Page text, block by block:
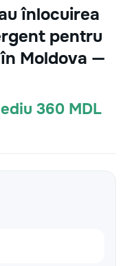
înlocuirea
pentru
Moldova —
360 MDL